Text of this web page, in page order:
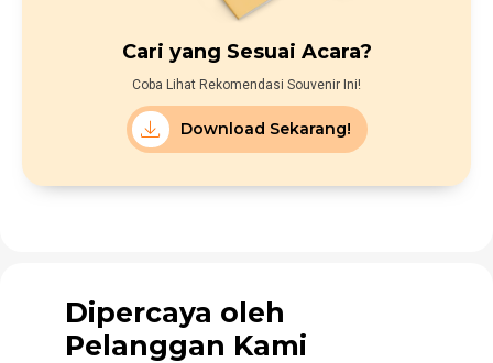
Cari yang Sesuai Acara?
Coba Lihat Rekomendasi Souvenir Ini!
Download Sekarang!
Dipercaya oleh
Pelanggan Kami